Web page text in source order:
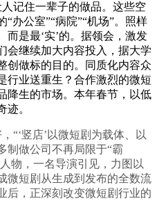
记住一辈子的做品。这些空
办公室”“病院”“机场”。照样
是最‘实’的。据领会，激发
会继续加大内容投入，据大学
创做标的目的。同质化内容众
行业送重生？合作激烈的微短
降生的市场。本年春节，以低
迹。
竖店’以微短剧为载体、以
制做公司不再局限于“霸
物，一名导演引见，力图以
微短剧从生成到发布的全数流
后，正深刻改变微短剧行业的